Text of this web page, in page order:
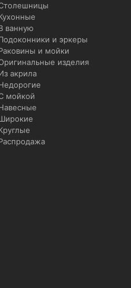
ванную
и эркеры
и мойки
изделия
акрила
мойкой